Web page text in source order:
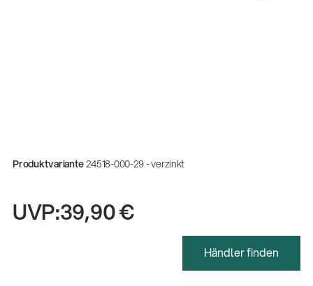
Produktvariante24518-000-29 - verzinkt
UVP:39,90 €
Händler finden